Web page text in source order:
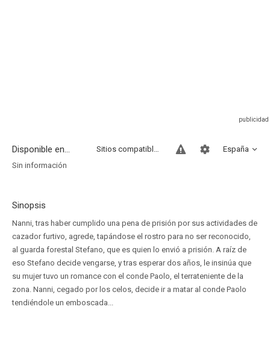
Disponible en... España
Sitios compatibles
Sin información
Sinopsis
Nanni, tras haber cumplido una pena de prisión por sus actividades de
cazador furtivo, agrede, tapándose el rostro para no ser reconocido,
al guarda forestal Stefano, que es quien lo envió a prisión. A raíz de
eso Stefano decide vengarse, y tras esperar dos años, le insinúa que
su mujer tuvo un romance con el conde Paolo, el terrateniente de la
zona. Nanni, cegado por los celos, decide ir a matar al conde Paolo
tendiéndole un emboscada...